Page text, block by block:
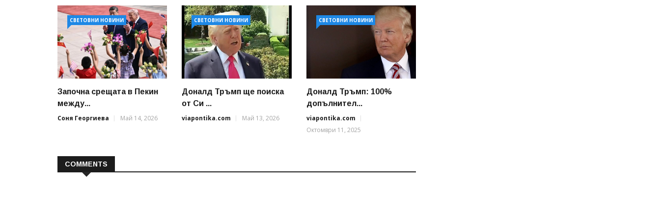
СВЕТОВНИ НОВИНИ
Започна срещата в Пекин
между...
Соня Георгиева
Май 14, 2026
СВЕТОВНИ НОВИНИ
Доналд Тръмп ще поиска
от Си ...
viapontika.com
Май 13, 2026
СВЕТОВНИ НОВИНИ
Доналд Тръмп: 100%
допълнител...
viapontika.com
Октомври 11, 2025
COMMENTS